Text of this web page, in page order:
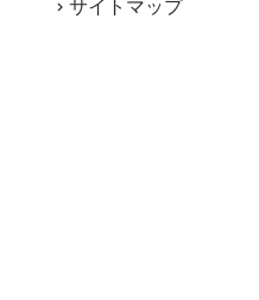
サイトマップ